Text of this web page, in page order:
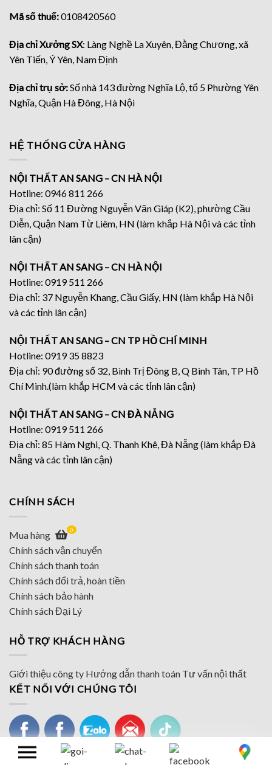
Mã số thuế:0108420560
Địa chỉ Xưởng SX: Làng Nghề La Xuyên, Đằng Chương, xã
Yên Tiến, Ý Yên, Nam Định
Địa chỉ trụ sở:Số nhà 143 đường Nghĩa Lộ, tổ 5 Phường Yên
Nghĩa, Quận Hà Đông, Hà Nội
HỆ THỐNG CỬA HÀNG
NỘI THẤT AN SANG – CN HÀ NỘI
Hotline: 0946 811 266
Địa chỉ: Số 11 Đường Nguyễn Văn Giáp (K2), phường Cầu
Diễn, Quận Nam Từ Liêm, HN (làm khắp Hà Nội và các tỉnh
lân cận)
NỘI THẤT AN SANG – CN HÀ NỘI
Hotline: 0919 511 266
Địa chỉ: 37 Nguyễn Khang, Cầu Giấy, HN (làm khắp Hà Nội
và các tỉnh lân cận)
NỘI THẤT AN SANG – CN TP HỒ CHÍ MINH
Hotline: 0919 35 8823
Địa chỉ: 90 đường số 32, Bình Trị Đông B, Q Bình Tân, TP Hồ
Chí Minh.(làm khắp HCM và các tỉnh lân cận)
NỘI THẤT AN SANG – CN ĐÀ NẴNG
Hotline: 0919 511 266
Địa chỉ: 85 Hàm Nghi, Q. Thanh Khê, Đà Nẵng (làm khắp Đà
Nẵng và các tỉnh lân cận)
CHÍNH SÁCH
Mua hàng 0
Chính sách vận chuyển
Chính sách thanh toán
Chính sách đổi trả, hoàn tiền
Chính sách bảo hành
Chính sách Đại Lý
HỖ TRỢ KHÁCH HÀNG
Giới thiệu công ty Hướng dẫn thanh toán Tư vấn nội thất
KẾT NỐI VỚI CHÚNG TÔI